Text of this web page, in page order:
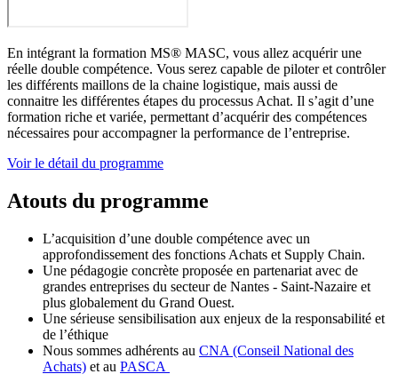
En intégrant la formation MS® MASC, vous allez acquérir une
réelle double compétence. Vous serez capable de piloter et contrôler
les différents maillons de la chaine logistique, mais aussi de
connaitre les différentes étapes du processus Achat. Il s’agit d’une
formation riche et variée, permettant d’acquérir des compétences
nécessaires pour accompagner la performance de l’entreprise.
Voir le détail du programme
Atouts du programme
L’acquisition d’une double compétence avec un
approfondissement des fonctions Achats et Supply Chain.
Une pédagogie concrète proposée en partenariat avec de
grandes entreprises du secteur de Nantes - Saint-Nazaire et
plus globalement du Grand Ouest.
Une sérieuse sensibilisation aux enjeux de la responsabilité et
de l’éthique
Nous sommes adhérents au CNA (Conseil National des
Achats) et au PASCA